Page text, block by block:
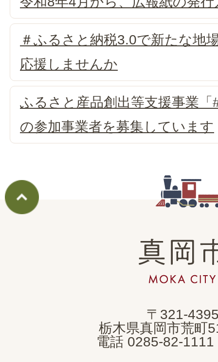
＃ふるさと納税3.0で新たな地
応援しませんか
ふるさと産品創出等支援事業
の参加事業者を募集しています
真
岡
市
CITY
〒321-
栃木県真岡市荒町
電話 0285-82-1111